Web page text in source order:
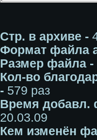
Стр. в архиве -
Формат файла
Размер файла -
Кол-во
- 579 раз
Время добавл.
20.03.09
Кем изменён